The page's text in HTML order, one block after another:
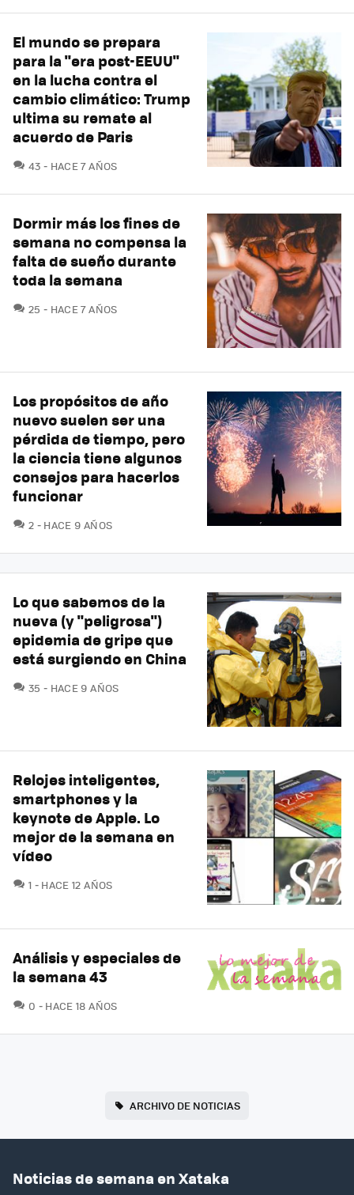
El mundo se prepara
para la "era post-EEUU"
en la lucha contra el
cambio climático: Trump
ultima su remate al
acuerdo de Paris
43 COMENTARIOS
HACE 7 AÑOS
Dormir más los fines de
semana no compensa la
falta de sueño durante
toda la semana
25 COMENTARIOS
HACE 7 AÑOS
Los propósitos de año
nuevo suelen ser una
pérdida de tiempo, pero
la ciencia tiene algunos
consejos para hacerlos
funcionar
2 COMENTARIOS
HACE 9 AÑOS
Lo que sabemos de la
nueva (y "peligrosa")
epidemia de gripe que
está surgiendo en China
35 COMENTARIOS
HACE 9 AÑOS
Relojes inteligentes,
smartphones y la
keynote de Apple. Lo
mejor de la semana en
vídeo
1 COMENTARIOS
HACE 12 AÑOS
Análisis y especiales de
la semana 43
0 COMENTARIOS
HACE 18 AÑOS
ARCHIVO DE NOTICIAS
Noticias de semana en Xataka